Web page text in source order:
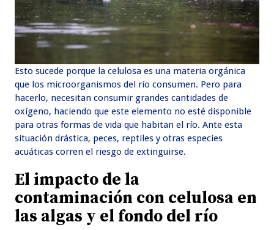
Esto sucede porque la celulosa es una materia orgánica
que los microorganismos del río consumen. Pero para
hacerlo, necesitan consumir grandes cantidades de
oxígeno, haciendo que este elemento no esté disponible
para otras formas de vida que habitan el río. Ante esta
situación drástica, peces, reptiles y otras especies
acuáticas corren el riesgo de extinguirse.
El impacto de la
contaminación con celulosa en
las algas y el fondo del río